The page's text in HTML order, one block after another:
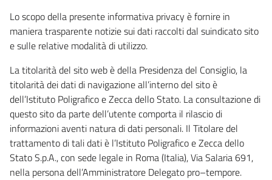
Lo scopo della presente informativa privacy è fornire in
maniera trasparente notizie sui dati raccolti dal suindicato sito
e sulle relative modalità di utilizzo.
La titolarità del sito web è della Presidenza del Consiglio, la
titolarità dei dati di navigazione all’interno del sito è
dell’Istituto Poligrafico e Zecca dello Stato. La consultazione di
questo sito da parte dell’utente comporta il rilascio di
informazioni aventi natura di dati personali. Il Titolare del
trattamento di tali dati è l’Istituto Poligrafico e Zecca dello
Stato S.p.A., con sede legale in Roma (Italia), Via Salaria 691,
nella persona dell’Amministratore Delegato pro–tempore.